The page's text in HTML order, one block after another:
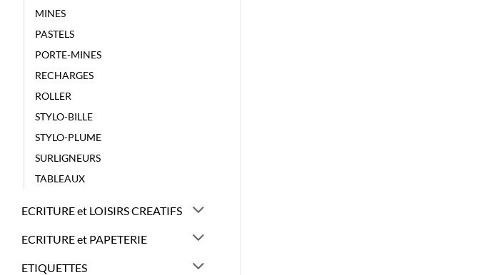
MINES
PASTELS
PORTE-MINES
RECHARGES
ROLLER
STYLO-BILLE
STYLO-PLUME
SURLIGNEURS
TABLEAUX
ECRITURE et LOISIRS CREATIFS
ECRITURE et PAPETERIE
ETIQUETTES